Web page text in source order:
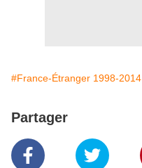
#France-Étranger 1998-2014
Partager